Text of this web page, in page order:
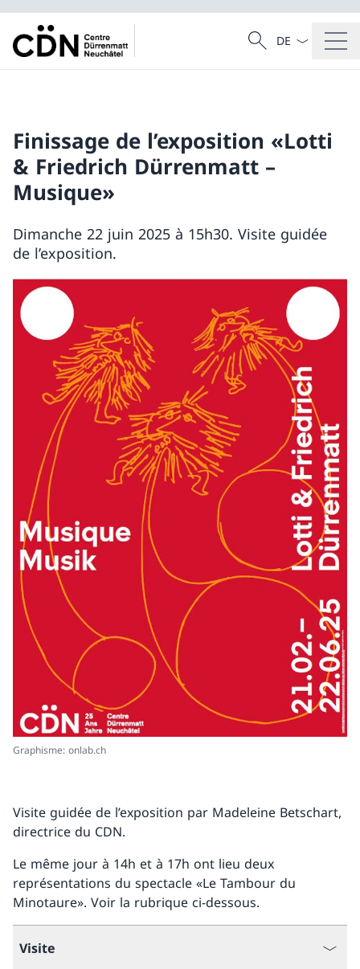
Recherche
Recherche
La langue
Finissage de l’exposition «Lotti
& Friedrich Dürrenmatt –
Musique»
Dimanche 22 juin 2025 à 15h30. Visite guidée
de l’exposition.
Graphisme: onlab.ch
Visite guidée de l’exposition par Madeleine Betschart,
directrice du CDN.
Le même jour à 14h et à 17h ont lieu deux
représentations du spectacle «Le Tambour du
Minotaure». Voir la rubrique ci-dessous.
Visite